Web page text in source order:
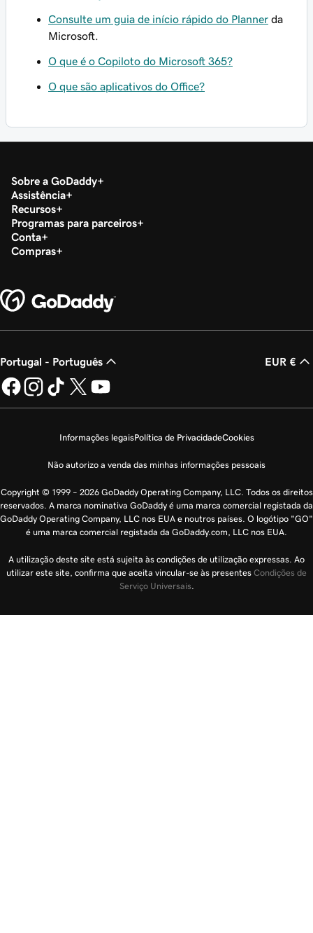
Consulte um guia de início rápido do Planner da
Microsoft.
O que é o Copiloto do Microsoft 365?
O que são aplicativos do Office?
Sobre a GoDaddy
Assistência
Recursos
Programas para parceiros
Conta
Compras
Portugal - Português EUR €
Informações legaisPolítica de PrivacidadeCookies
Não autorizo a venda das minhas informações pessoais
Copyright © 1999 – 2026 GoDaddy Operating Company, LLC. Todos os direitos
reservados. A marca nominativa GoDaddy é uma marca comercial registada da
GoDaddy Operating Company, LLC nos EUA e noutros países. O logótipo "GO"
é uma marca comercial registada da GoDaddy.com, LLC nos EUA.
A utilização deste site está sujeita às condições de utilização expressas. Ao
utilizar este site, confirma que aceita vincular-se às presentes Condições de
Serviço Universais.